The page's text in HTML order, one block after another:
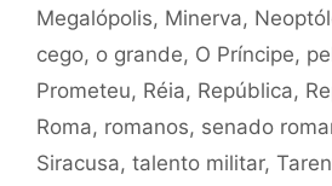
Megalópolis, Minerva,
cego, o grande, O Príncipe,
Prometeu, Réia, República,
Roma, romanos, senado
Siracusa, talento militar,